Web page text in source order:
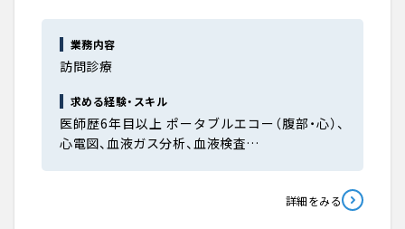
業務内容
訪問診療
求める経験・スキル
医師歴6年目以上 ポータブルエコー（腹部・心）、
心電図、血液ガス分析、血液検査…
詳細をみる